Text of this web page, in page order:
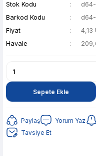
Stok Kodu
Barkod Kodu
Fiyat
4,13
Havale
Sepete Ekle
Paylaş Yorum Yaz
Tavsiye Et